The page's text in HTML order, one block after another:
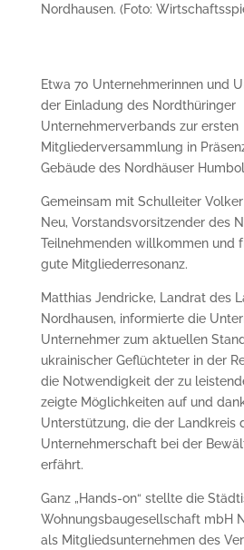
Nordhausen. (Foto:
Etwa 70 Unternehmerinnen und
der Einladung des Nordthüringer
Unternehmerverbands zur ersten
Mitgliederversammlung in
Gebäude des Nordhäuser
Gemeinsam mit Schulleiter
Neu, Vorstandsvorsitzender des
Teilnehmenden willkommen und
gute Mitgliederresonanz.
Matthias Jendricke, Landrat des
Nordhausen, informierte die
Unternehmer zum aktuellen
ukrainischer Geflüchteter in der
die Notwendigkeit der zu
zeigte Möglichkeiten auf und
Unterstützung, die der Landkreis
Unternehmerschaft bei der
erfährt.
Ganz „Hands-on“ stellte die
Wohnungsbaugesellschaft mbH
als Mitgliedsunternehmen des